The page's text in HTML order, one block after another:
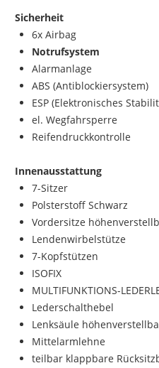
Sicherheit
6x Airbag
Notrufsystem
Alarmanlage
ABS (Antiblockiersystem)
ESP (Elektronisches
el. Wegfahrsperre
Reifendruckkontrolle
Innenausstattung
7-Sitzer
Polsterstoff Schwarz
Vordersitze
Lendenwirbelstütze
7-Kopfstützen
ISOFIX
MULTIFUNKTIONS-
Lederschalthebel
Lenksäule
Mittelarmlehne
teilbar klappbare